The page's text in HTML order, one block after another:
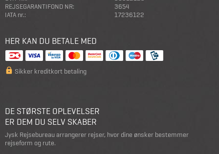
REJSEGARANTIFOND NR:
3654
IATA nr.:
17236122
HER KAN DU BETALE MED
Sikker kreditkort betaling
DE STØRSTE OPLEVELSER
ER DEM DU SELV SKABER
Jysk Rejsebureau arrangerer rejser, hvor dine ønsker bestemmer
rejseform og rute.